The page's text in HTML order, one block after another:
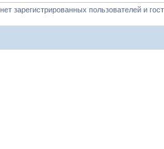
зарегистрированных пользователей и